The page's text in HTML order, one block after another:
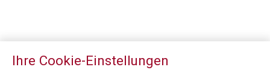
Ihre Cookie-Einstellungen